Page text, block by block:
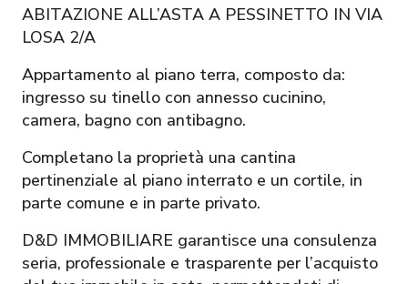
ABITAZIONE ALL’ASTA A PESSINETTO IN VIA
LOSA 2/A
Appartamento al piano terra, composto da:
ingresso su tinello con annesso cucinino,
camera, bagno con antibagno.
Completano la proprietà una cantina
pertinenziale al piano interrato e un cortile, in
parte comune e in parte privato.
D&D IMMOBILIARE garantisce una consulenza
seria, professionale e trasparente per l’acquisto